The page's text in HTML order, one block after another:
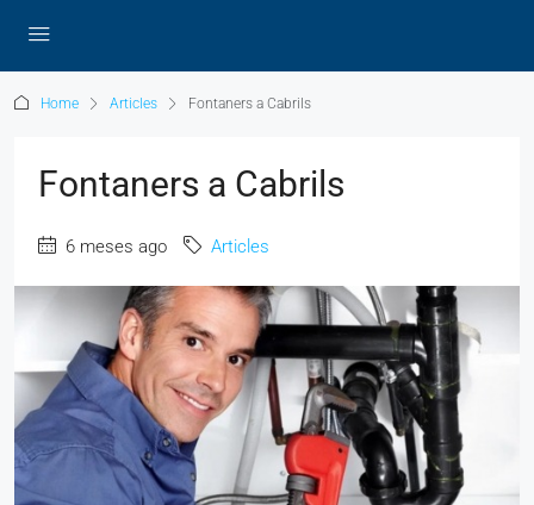
Home Articles Fontaners a Cabrils
Fontaners a Cabrils
6 meses ago Articles